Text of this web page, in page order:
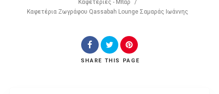
Καφετέριες - Μπαρ
/
Καφετέρια Ζωγράφου Qassabah Lounge Σαμαράς Ιωάννης
SHARE THIS PAGE